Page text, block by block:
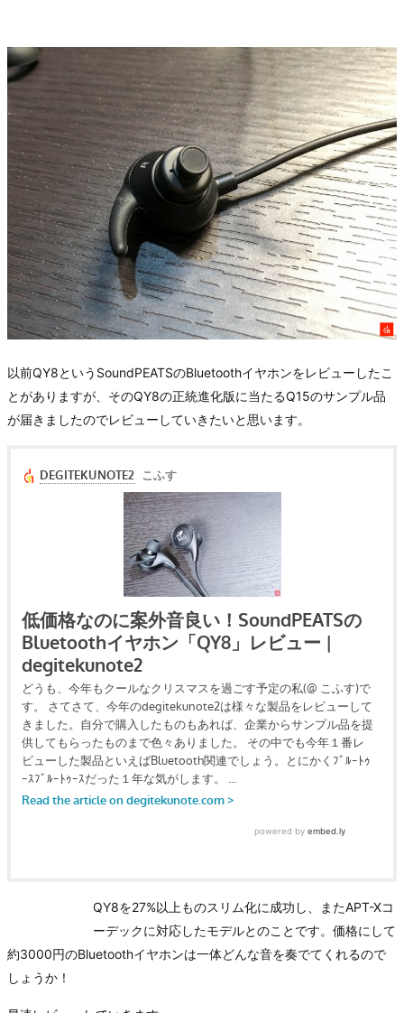
以前QY8というSoundPEATSのBluetoothイヤホンをレビューしたこ
とがありますが、そのQY8の正統進化版に当たるQ15のサンプル品
が届きましたのでレビューしていきたいと思います。
QY8を27%以上ものスリム化に成功し、またAPT-Xコ
ーデックに対応したモデルとのことです。価格にして
約3000円のBluetoothイヤホンは一体どんな音を奏でてくれるので
しょうか！